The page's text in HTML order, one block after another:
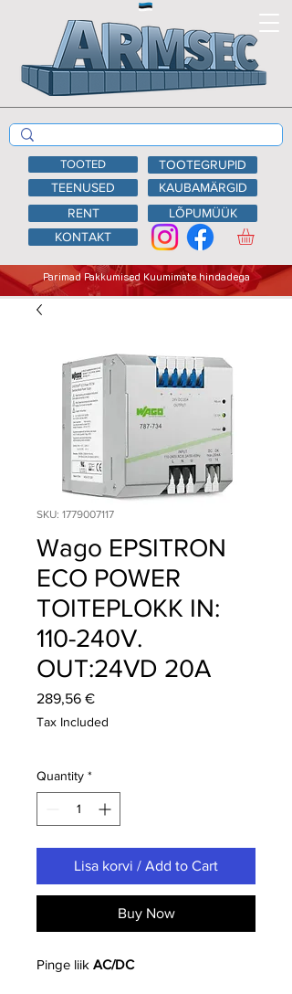
TEENUSED
KAUBAMÄRGID
RENT
LÕPUMÜÜK
KONTAKT
Parimad Pakkumised Kuumimate hindadega
TOOTED TOOTEGRUPID
SKU: 1779007117
Wago EPSITRON
ECO POWER
TOITEPLOKK IN:
110-240V.
OUT:24VD 20A
289,56 €Price
Tax Included
Quantity *
Lisa korvi / Add to Cart
Buy Now
Pinge liik AC/DC